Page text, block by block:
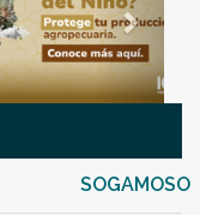
SOGAMOSO